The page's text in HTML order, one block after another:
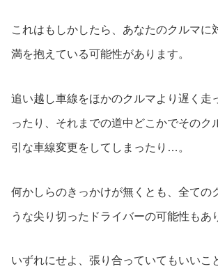
これはもしかしたら、あなたのクルマに
満を抱えている可能性があります。
追い越し車線をほかのクルマより遅く走
ったり、それまでの道中どこかでそのク
引な車線変更をしてしまったり…。
何かしらのきっかけが無くとも、全ての
うな尖り切ったドライバーの可能性もあ
いずれにせよ、張り合っていてもいいこ